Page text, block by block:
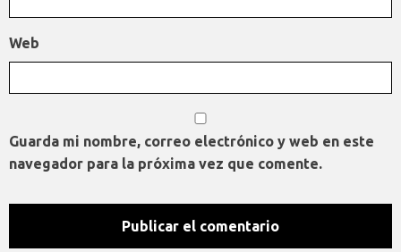
Web
Guarda mi nombre, correo electrónico y web en este
navegador para la próxima vez que comente.